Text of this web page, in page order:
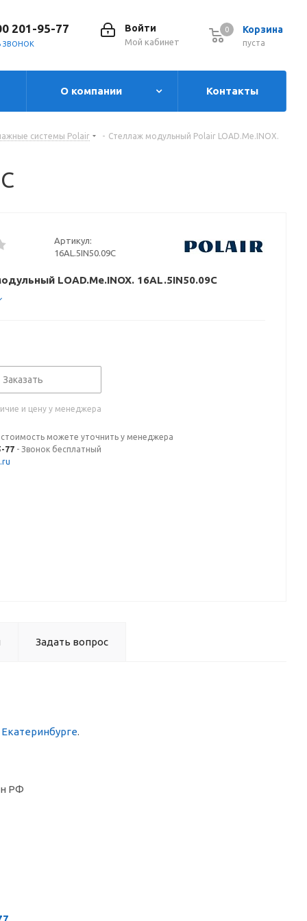
Корзина
0
пуста
0
Войти
Мой кабинет
201-95-77
ЗВОНОК
О компании Контакты
системы Polair - Стеллаж модульный Polair LOAD.Me.INOX.
Артикул:
16AL.5IN50.09C
LOAD.Me.INOX. 16AL.5IN50.09C
Заказать
и цену у менеджера
можете уточнить у менеджера
77 - Звонок бесплатный
Задать вопрос
.
РФ